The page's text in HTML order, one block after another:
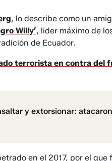
, lo describe como un
Willy’, lider máximo de
de Ecuador.
terrorista en contra del
y extorsionar:
en el 2017, por el que